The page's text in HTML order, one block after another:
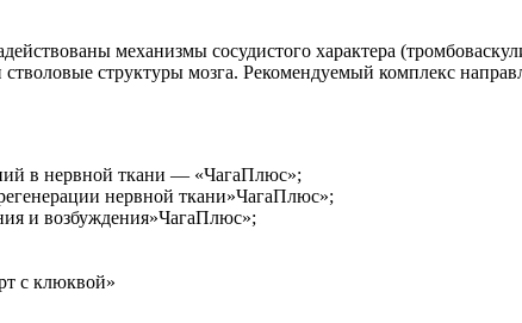
механизмы сосудистого характера
структуры мозга. Рекомендуемый комплекс
в нервной ткани — «ЧагаПлюс»;
нервной ткани»ЧагаПлюс»;
и возбуждения»ЧагаПлюс»;
с клюквой»